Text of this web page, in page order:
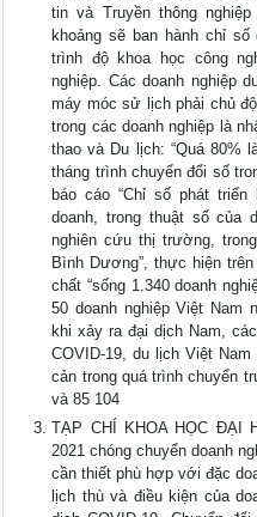
tin và Truyền thông
khoảng sẽ ban hành chỉ
trình độ khoa học công
nghiệp. Các doanh nghiệp
máy móc sử lịch phải chủ
trong các doanh nghiệp là
thao và Du lịch: “Quá 80%
tháng trình chuyển đổi số
báo cáo “Chỉ số phát
doanh, trong thuật số của
nghiên cứu thị trường,
Bình Dương”, thực hiện
chất “sống 1.340 doanh
50 doanh nghiệp Việt Nam
khi xảy ra đại dịch Nam,
COVID-19, du lịch Việt
cản trong quá trình chuyển
và 85 104
TẠP CHÍ KHOA HỌC ĐẠI
2021 chóng chuyển doanh
cần thiết phù hợp với đặc
lịch thù và điều kiện của